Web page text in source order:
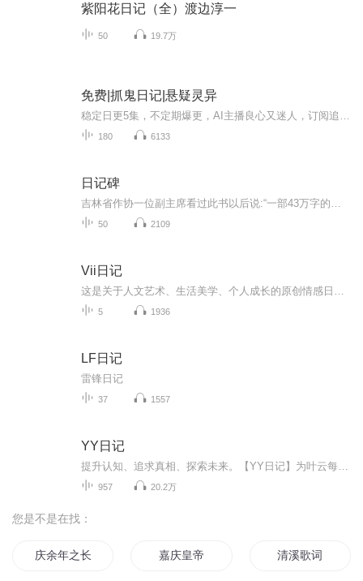
紫阳花日记（全）渡边淳一
50 19.7万
免费|抓鬼日记|悬疑灵异
180 6133
日记碑
50 2109
Vii日记
5 1936
LF日记
雷锋日记
37 1557
YY日记
957 20.2万
您是不是在找：
庆余年之长歌行 嘉庆皇帝 清溪歌词